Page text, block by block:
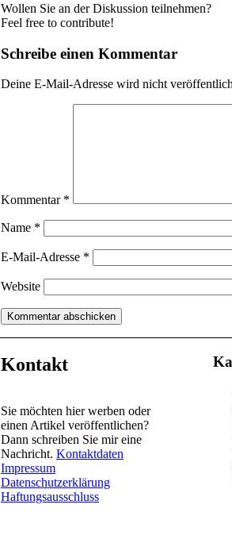
Wollen Sie an der Diskussion teilnehmen?
Feel free to contribute!
Schreibe einen Kommentar
Deine E-Mail-Adresse wird nicht
Kommentar *
Name *
E-Mail-Adresse *
Website
Kontakt
Sie möchten hier werben oder
einen Artikel veröffentlichen?
Dann schreiben Sie mir eine
Nachricht. Kontaktdaten
Impressum
Datenschutzerklärung
Haftungsausschluss